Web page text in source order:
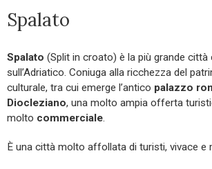
Spalato
Spalato (Split in croato) è la più grande
sull’Adriatico. Coniuga alla ricchezza del
culturale, tra cui emerge l’antico palazzo
Diocleziano, una molto ampia offerta
molto commerciale.
È una città molto affollata di turisti, vivace e